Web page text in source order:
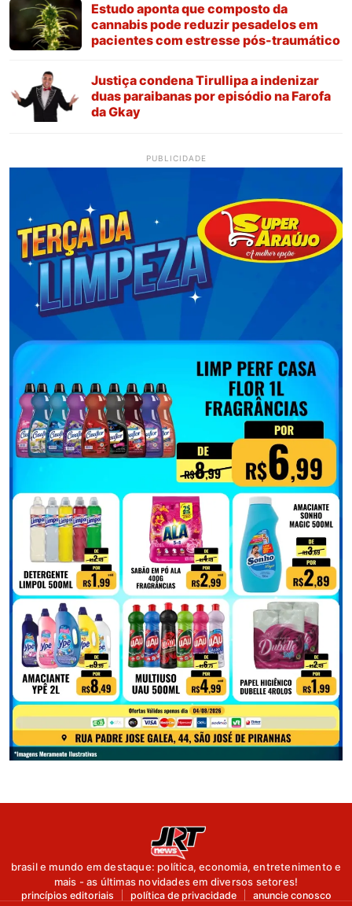
Estudo aponta que composto da
cannabis pode reduzir pesadelos em
pacientes com estresse pós-traumático
Justiça condena Tirullipa a indenizar
duas paraibanas por episódio na Farofa
da Gkay
PUBLICIDADE
brasil e mundo em destaque: política, economia, entretenimento e
mais - as últimas novidades em diversos setores!
princípios editoriais política de privacidade anuncie conosco